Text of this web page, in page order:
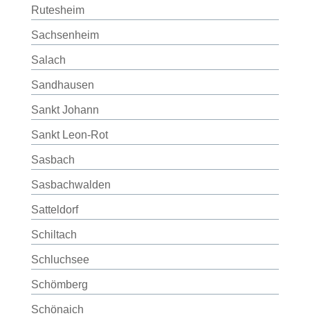
Rutesheim
Sachsenheim
Salach
Sandhausen
Sankt Johann
Sankt Leon-Rot
Sasbach
Sasbachwalden
Satteldorf
Schiltach
Schluchsee
Schömberg
Schönaich